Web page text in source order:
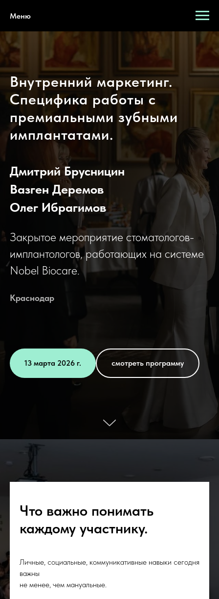
Меню
Внутренний маркетинг.
Специфика работы с
премиальными зубными
имплантатами.
Дмитрий Брусницин
Вазген Деремов
Олег Ибрагимов
Закрытое мероприятие стоматологов-
имплантологов, работающих на системе
Nobel Biocare.
Краснодар
13 марта 2026 г. смотреть программу
Что важно понимать
каждому участнику.
Личные, социальные, коммуникативные навыки сегодня
важны
не менее, чем мануальные.